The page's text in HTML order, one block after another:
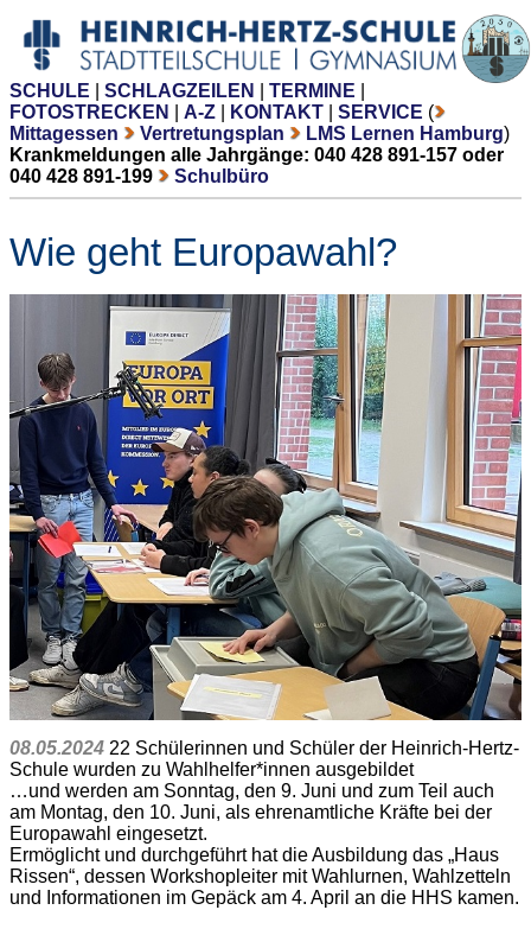
SCHULE SCHLAGZEILEN TERMINE
FOTOSTRECKEN
A-Z KONTAKT SERVICE (
Mittagessen
Vertretungsplan LMS Lernen Hamburg)
Krankmeldungen alle Jahrgänge: 040 428 891-157 oder
040 428 891-199
Schulbüro
Wie geht Europawahl?
08.05.2024 22 Schülerinnen und Schüler der Heinrich-Hertz-
Schule wurden zu Wahlhelfer*innen ausgebildet
…und werden am Sonntag, den 9. Juni und zum Teil auch
am Montag, den 10. Juni, als ehrenamtliche Kräfte bei der
Europawahl eingesetzt.
Ermöglicht und durchgeführt hat die Ausbildung das „Haus
Rissen“, dessen Workshopleiter mit Wahlurnen, Wahlzetteln
und Informationen im Gepäck am 4. April an die HHS kamen.